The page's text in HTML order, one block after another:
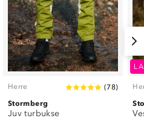
Herre (78)
Stormberg
Juv turbukse